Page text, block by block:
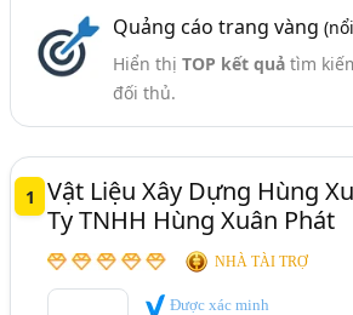
Bình Phước
Hòa Bình
Khánh
Lạng Sơn
Nam Định Nghệ An
Quảng Ninh
Quảng Trị
Sơn
Thái Nguyên
Thanh Hóa
Bình Định
Gia Lai Hà Nam
Kiên Giang
Kon Tum Long An
Ninh Thuận
Quảng Nam
Quảng cáo trang vàng
Hiển thị TOP kết quảtìm
đối thủ.
1
Vật Liệu Xây Dựng Hùng
Ty TNHH Hùng Xuân Phát
NHÀ TÀI TRỢ
Được xác minh